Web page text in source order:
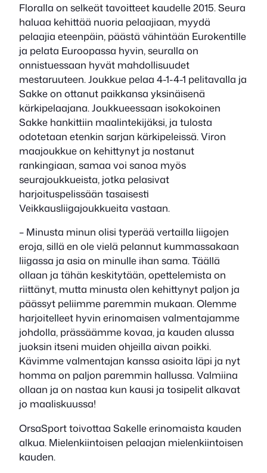
Floralla on selkeät tavoitteet kaudelle 2015. Seura
haluaa kehittää nuoria pelaajiaan, myydä
pelaajia eteenpäin, päästä vähintään Eurokentille
ja pelata Euroopassa hyvin, seuralla on
onnistuessaan hyvät mahdollisuudet
mestaruuteen. Joukkue pelaa 4-1-4-1 pelitavalla ja
Sakke on ottanut paikkansa yksinäisenä
kärkipelaajana. Joukkueessaan isokokoinen
Sakke hankittiin maalintekijäksi, ja tulosta
odotetaan etenkin sarjan kärkipeleissä. Viron
maajoukkue on kehittynyt ja nostanut
rankingiaan, samaa voi sanoa myös
seurajoukkueista, jotka pelasivat
harjoituspelissään tasaisesti
Veikkausliigajoukkueita vastaan.
– Minusta minun olisi typerää vertailla liigojen
eroja, sillä en ole vielä pelannut kummassakaan
liigassa ja asia on minulle ihan sama. Täällä
ollaan ja tähän keskitytään, opettelemista on
riittänyt, mutta minusta olen kehittynyt paljon ja
päässyt peliimme paremmin mukaan. Olemme
harjoitelleet hyvin erinomaisen valmentajamme
johdolla, prässäämme kovaa, ja kauden alussa
juoksin itseni muiden ohjeilla aivan poikki.
Kävimme valmentajan kanssa asioita läpi ja nyt
homma on paljon paremmin hallussa. Valmiina
ollaan ja on nastaa kun kausi ja tosipelit alkavat
jo maaliskuussa!
OrsaSport toivottaa Sakelle erinomaista kauden
alkua. Mielenkiintoisen pelaajan mielenkiintoisen
kauden.